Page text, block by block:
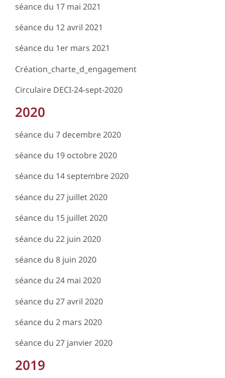
séance du 17 mai 2021
séance du 12 avril 2021
séance du 1er mars 2021
Création_charte_d_engagement
Circulaire DECI-24-sept-2020
2020
séance du 7 decembre 2020
séance du 19 octobre 2020
séance du 14 septembre 2020
séance du 27 juillet 2020
séance du 15 juillet 2020
séance du 22 juin 2020
séance du 8 juin 2020
séance du 24 mai 2020
séance du 27 avril 2020
séance du 2 mars 2020
séance du 27 janvier 2020
2019